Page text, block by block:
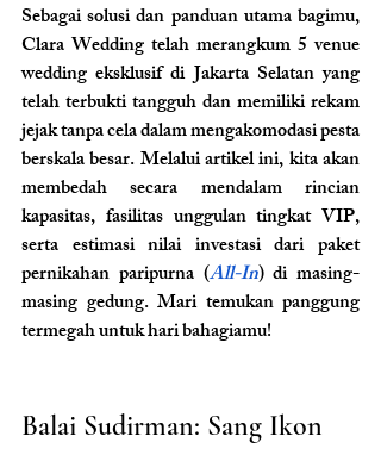
Sebagai solusi dan panduan utama bagimu,
Clara Wedding telah merangkum 5 venue
wedding eksklusif di Jakarta Selatan yang
telah terbukti tangguh dan memiliki rekam
jejak tanpa cela dalam mengakomodasi pesta
berskala besar. Melalui artikel ini, kita akan
membedah secara mendalam rincian
kapasitas, fasilitas unggulan tingkat VIP,
serta estimasi nilai investasi dari paket
pernikahan paripurna (All-In) di masing-
masing gedung. Mari temukan panggung
termegah untuk hari bahagiamu!
Balai Sudirman: Sang Ikon